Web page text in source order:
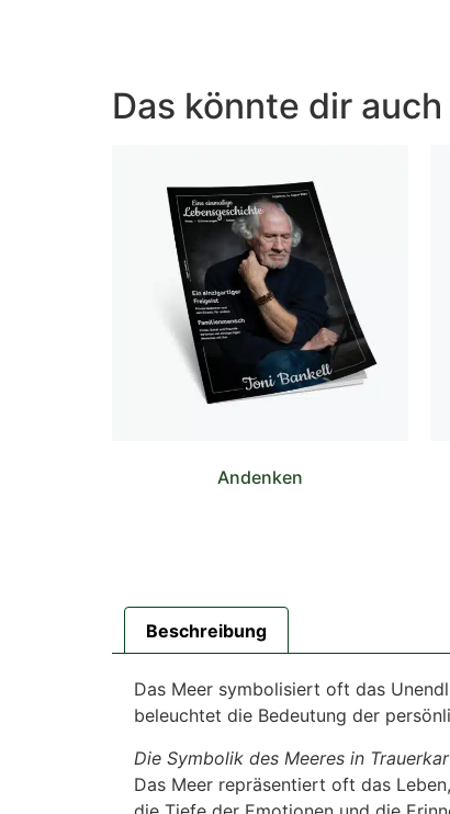
Das könnte dir
Andenken
Beschreibung
Das Meer symbolisiert oft das
beleuchtet die Bedeutung der
Die Symbolik des Meeres in
Das Meer repräsentiert oft das